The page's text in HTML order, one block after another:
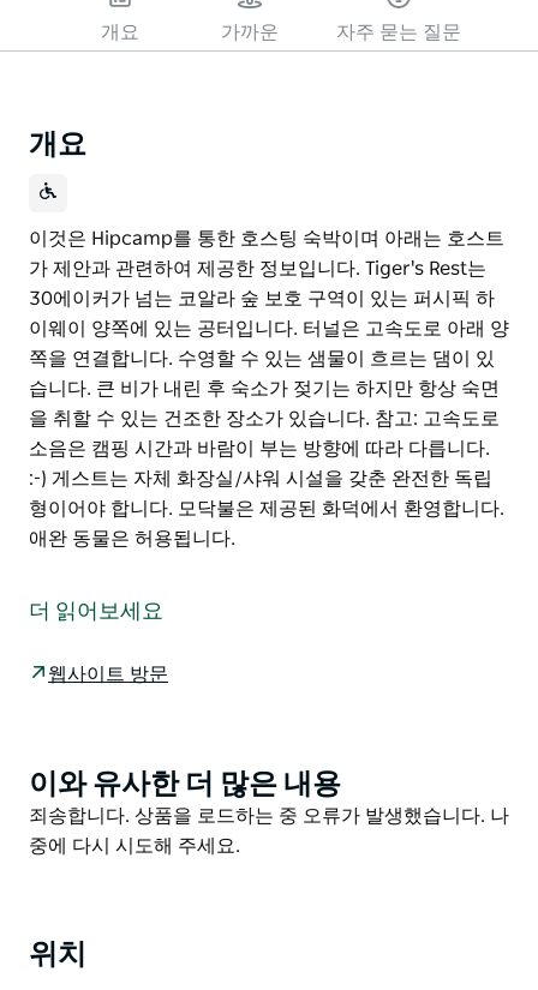
개요 가까운 자주 묻는 질문
개요
이것은 Hipcamp를 통한 호스팅 숙박이며 아래는 호스트
가 제안과 관련하여 제공한 정보입니다. Tiger's Rest는
30에이커가 넘는 코알라 숲 보호 구역이 있는 퍼시픽 하
이웨이 양쪽에 있는 공터입니다. 터널은 고속도로 아래 양
쪽을 연결합니다. 수영할 수 있는 샘물이 흐르는 댐이 있
습니다. 큰 비가 내린 후 숙소가 젖기는 하지만 항상 숙면
을 취할 수 있는 건조한 장소가 있습니다. 참고: 고속도로
소음은 캠핑 시간과 바람이 부는 방향에 따라 다릅니다.
:-) 게스트는 자체 화장실/샤워 시설을 갖춘 완전한 독립
형이어야 합니다. 모닥불은 제공된 화덕에서 환영합니다.
애완 동물은 허용됩니다.
가 제안과 관련하여 제공한 정보입니다.
있는 퍼시픽 하이웨이 양쪽에 있는 공터입니다. 터널은 고
참고:
고속도로 소음은 캠핑 시간과 바람이 부는 방향에 따라 다
릅니다. :-) 게스트는 자체 화장실/샤워 시설을 갖춘 완전
더 읽어보세요
웹사이트 방문
Product
List
이와 유사한 더 많은 내용
Product
List
죄송합니다. 상품을 로드하는 중 오류가 발생했습니다. 나
중에 다시 시도해 주세요.
위치